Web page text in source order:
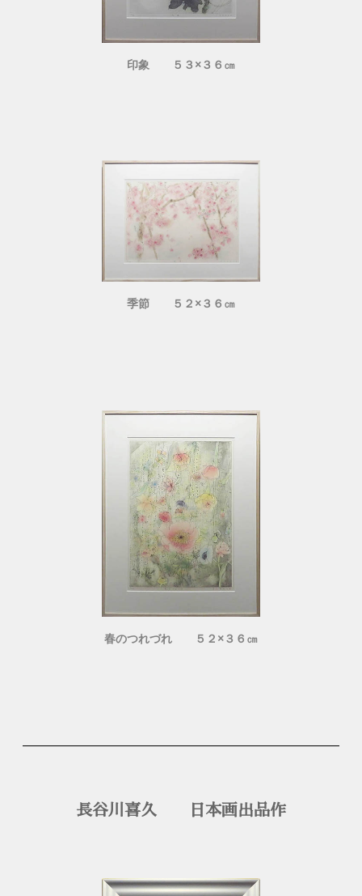
印象 ５３×３６㎝
季節 ５２×３６㎝
春のつれづれ ５２×３６㎝
長谷川喜久 日本画出品作